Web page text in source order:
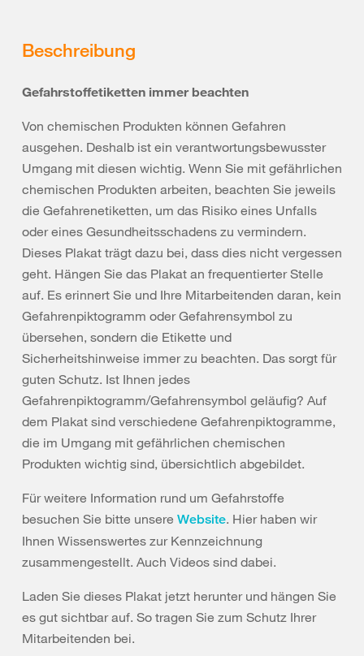
Beschreibung
Gefahrstoffetiketten immer beachten
Von chemischen Produkten können Gefahren
ausgehen. Deshalb ist ein verantwortungsbewusster
Umgang mit diesen wichtig. Wenn Sie mit gefährlichen
chemischen Produkten arbeiten, beachten Sie jeweils
die Gefahrenetiketten, um das Risiko eines Unfalls
oder eines Gesundheitsschadens zu vermindern.
Dieses Plakat trägt dazu bei, dass dies nicht vergessen
geht. Hängen Sie das Plakat an frequentierter Stelle
auf. Es erinnert Sie und Ihre Mitarbeitenden daran, kein
Gefahrenpiktogramm oder Gefahrensymbol zu
übersehen, sondern die Etikette und
Sicherheitshinweise immer zu beachten. Das sorgt für
guten Schutz. Ist Ihnen jedes
Gefahrenpiktogramm/Gefahrensymbol geläufig? Auf
dem Plakat sind verschiedene Gefahrenpiktogramme,
die im Umgang mit gefährlichen chemischen
Produkten wichtig sind, übersichtlich abgebildet.
Für weitere Information rund um Gefahrstoffe
besuchen Sie bitte unsere Website. Hier haben wir
Ihnen Wissenswertes zur Kennzeichnung
zusammengestellt. Auch Videos sind dabei.
Laden Sie dieses Plakat jetzt herunter und hängen Sie
es gut sichtbar auf. So tragen Sie zum Schutz Ihrer
Mitarbeitenden bei.